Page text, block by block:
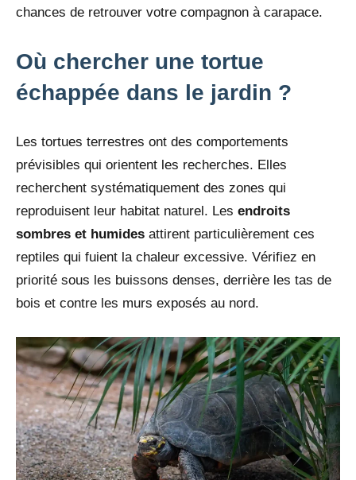
chances de retrouver votre compagnon à carapace.
Où chercher une tortue
échappée dans le jardin ?
Les tortues terrestres ont des comportements
prévisibles qui orientent les recherches. Elles
recherchent systématiquement des zones qui
reproduisent leur habitat naturel. Les endroits
sombres et humides attirent particulièrement ces
reptiles qui fuient la chaleur excessive. Vérifiez en
priorité sous les buissons denses, derrière les tas de
bois et contre les murs exposés au nord.